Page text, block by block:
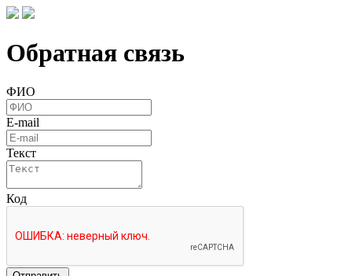
Обратная связь
ФИО
E-mail
Текст
Код